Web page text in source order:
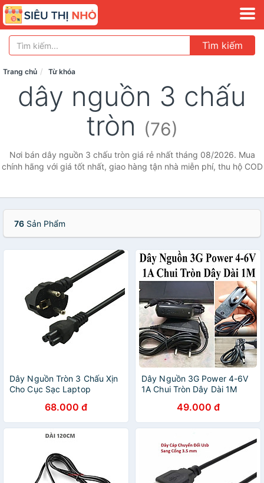
Tìm kiếm
Trang chủ Từ khóa
dây nguồn 3 chấu
tròn (76)
Nơi bán dây nguồn 3 chấu tròn giá rẻ nhất tháng 08/2026. Mua
chính hãng với giá tốt nhất, giao hàng tận nhà miễn phí, thu hộ COD
76 Sản Phẩm
Dây Nguồn Tròn 3 Chấu Xịn
Cho Cục Sạc Laptop
68.000 đ
Dây Nguồn 3G Power 4-6V
1A Chui Tròn Dây Dài 1M
49.000 đ